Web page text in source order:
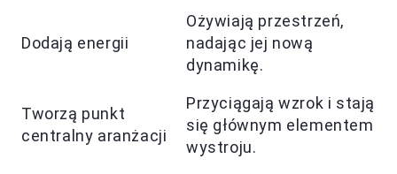
Dodają energii
Ożywiają przestrzeń,
nadając jej nową
dynamikę.
Tworzą punkt
centralny aranżacji
Przyciągają wzrok i stają
się głównym elementem
wystroju.